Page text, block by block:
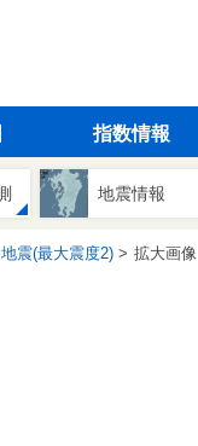
指数情報
地震情報
震(最大震度2) 拡大画像